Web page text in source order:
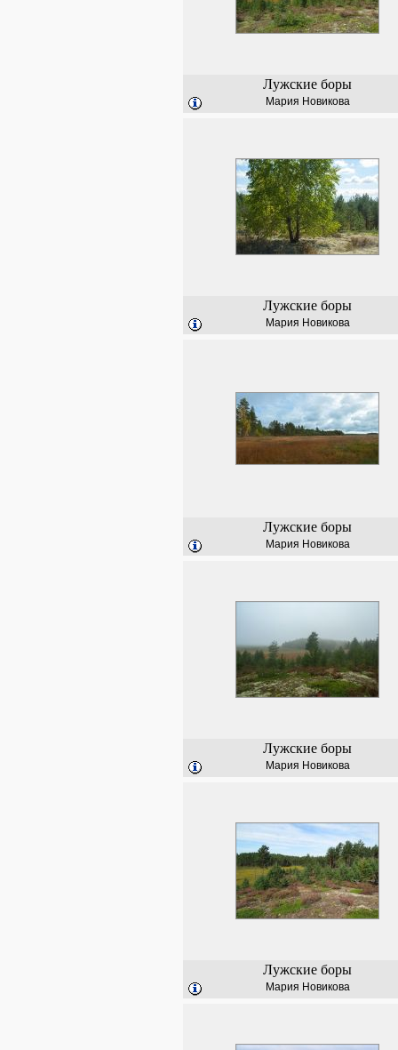
Лужские боры
Мария Новикова
Лужские боры
Мария Новикова
Лужские боры
Мария Новикова
Лужские боры
Мария Новикова
Лужские боры
Мария Новикова